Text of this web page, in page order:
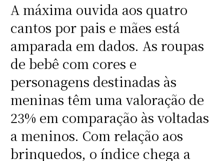
A máxima ouvida aos quatro
cantos por pais e mães está
amparada em dados. As roupas
de bebê com cores e
personagens destinadas às
meninas têm uma valoração de
23% em comparação às voltadas
a meninos. Com relação aos
brinquedos, o índice chega a